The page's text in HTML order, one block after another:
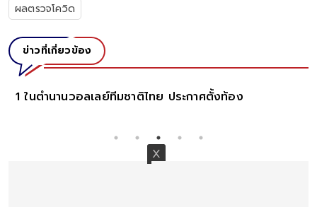
ผลตรวจโควิด
ข่าวที่เกี่ยวข้อง
1 ในตำนานวอลเลย์ทีมชาติไทย ประกาศตั้งท้อง